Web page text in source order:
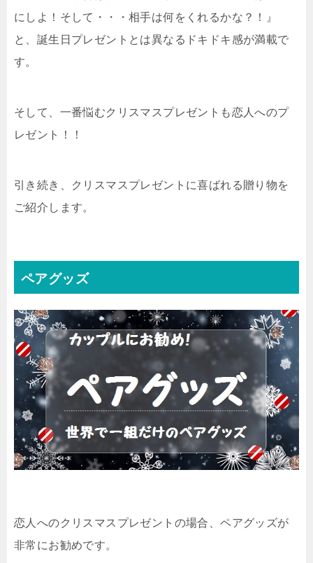
にしよ！そして・・・相手は何をくれるかな？！』
と、誕生日プレゼントとは異なるドキドキ感が満載で
す。
そして、一番悩むクリスマスプレゼントも恋人へのプ
レゼント！！
引き続き、クリスマスプレゼントに喜ばれる贈り物を
ご紹介します。
ペアグッズ
恋人へのクリスマスプレゼントの場合、ペアグッズが
非常にお勧めです。